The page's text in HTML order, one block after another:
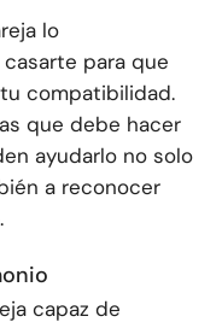
lo
para que
compatibilidad.
que debe hacer
ayudarlo no solo
a reconocer
capaz de